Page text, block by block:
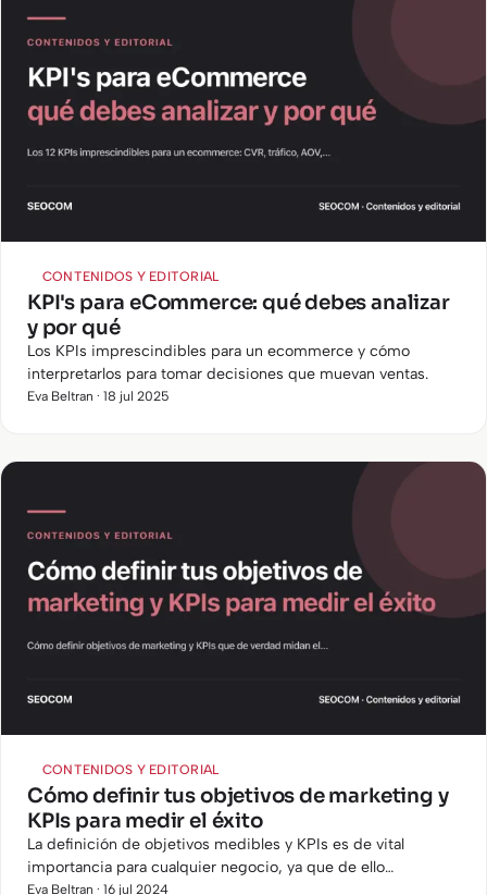
CONTENIDOS Y EDITORIAL
KPI's para eCommerce: qué debes analizar
y por qué
Los KPIs imprescindibles para un ecommerce y cómo
interpretarlos para tomar decisiones que muevan ventas.
Eva Beltran · 18 jul 2025
CONTENIDOS Y EDITORIAL
Cómo definir tus objetivos de marketing y
KPIs para medir el éxito
La definición de objetivos medibles y KPIs es de vital
importancia para cualquier negocio, ya que de ello
dependerá poder hacer seguimiento y valorar si las acciones
Eva Beltran · 16 jul 2024